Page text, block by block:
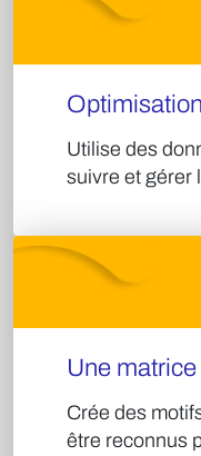
Utilise des
suivre et gérer
Une
Crée des
être reconnus